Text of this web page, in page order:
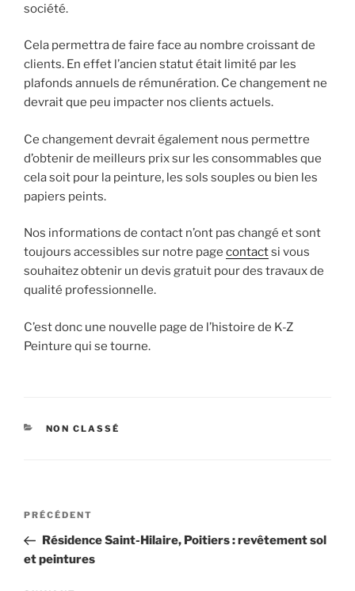
société.
Cela permettra de faire face au nombre croissant de
clients. En effet l’ancien statut était limité par les
plafonds annuels de rémunération. Ce changement ne
devrait que peu impacter nos clients actuels.
Ce changement devrait également nous permettre
d’obtenir de meilleurs prix sur les consommables que
cela soit pour la peinture, les sols souples ou bien les
papiers peints.
Nos informations de contact n’ont pas changé et sont
toujours accessibles sur notre page contactsi vous
souhaitez obtenir un devis gratuit pour des travaux de
qualité professionnelle.
C’est donc une nouvelle page de l’histoire de K-Z
Peinture qui se tourne.
CATÉGORIES
NON CLASSÉ
Navigation
l’article
Article
précédent
PRÉCÉDENT
Résidence Saint-Hilaire, Poitiers : revêtement sol
et peintures